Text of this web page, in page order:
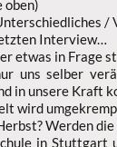
oben)
/
Interview…
etwas in Frage
uns selber
in unsere Kraft
wird
Werden
in Stuttgart